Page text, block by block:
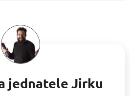
jednatele Jirku